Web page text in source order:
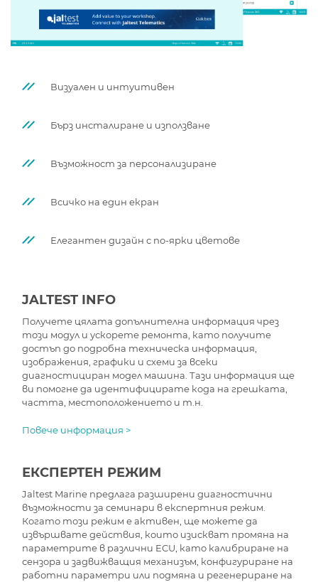
Визуален и интуитивен
Бърз инсталиране и използване
Възможност за персонализиране
Всичко на един екран
Елегантен дизайн с по-ярки цветове
JALTEST INFO
Получете цялата допълнителна информация чрез
този модул и ускорете ремонта, като получите
достъп до подробна техническа информация,
изображения, графики и схеми за всеки
диагностициран модел машина. Тази информация ще
ви помогне да идентифицирате кода на грешката,
частта, местоположението и т.н.
Повече информация >
ЕКСПЕРТЕН РЕЖИМ
Jaltest Marine предлага разширени диагностични
възможности за семинари в експертния режим.
Когато този режим е активен, ще можете да
извършвате действия, които изискват промяна на
параметрите в различни ECU, като калибриране на
сензора и задвижващия механизъм, конфигуриране на
работни параметри или подмяна и регенериране на